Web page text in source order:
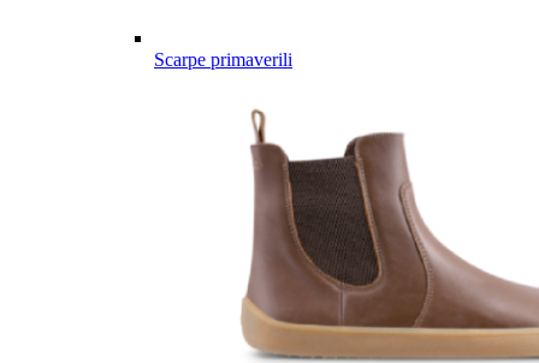
Scarpe primaverili